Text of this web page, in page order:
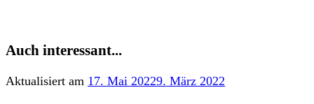
Auch interessant...
Aktualisiert am 17. Mai 20229. März 2022